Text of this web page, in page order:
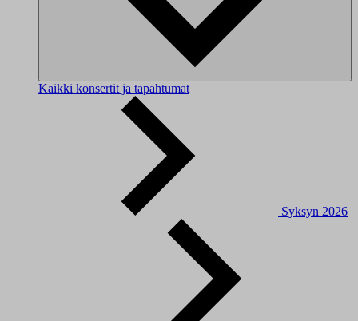
Kaikki konsertit ja tapahtumat
Syksyn 2026